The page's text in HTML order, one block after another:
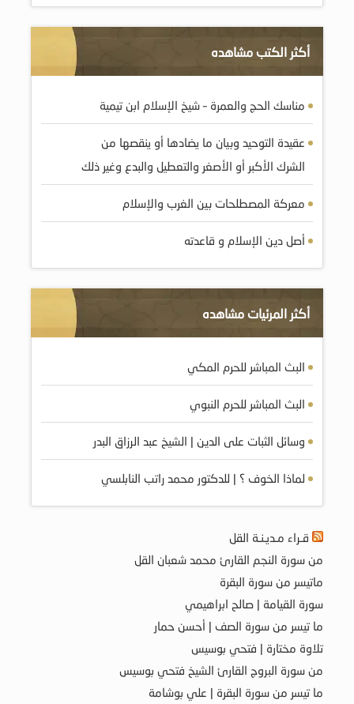
أكثر الكتب مشاهده
مناسك الحج والعمرة – شيخ الإسلام ابن تيمية
عقيدة التوحيد وبيان ما يضادها أو ينقصها من
الشرك الأكبر أو الأصغر والتعطيل والبدع وغير ذلك
معركة المصطلحات بين الغرب والإسلام
أصل دين الإسلام و قاعدته
أكثر المرئيات مشاهده
البث المباشر للحرم المكي
البث المباشر للحرم النبوي
وسائل الثبات على الدين | الشيخ عبد الرزاق البدر
لماذا الخوف ؟ | للدكتور محمد راتب النابلسي
قـراء مـديـنـة القل
من سورة النجم القارئ محمد شعبان القل
ماتيسر من سورة البقرة
سورة القيامة | صالح ابراهيمي
ما تيسر من سورة الصف | أحسن حمار
تلاوة مختارة | فتحي بوسيس
من سورة البروج القارئ الشيخ فتحي بوسيس
ما تيسر من سورة البقرة | علي بوشامة